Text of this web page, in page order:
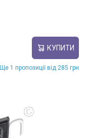
КУПИТИ
Ще 1 пропозиції від 285 грн